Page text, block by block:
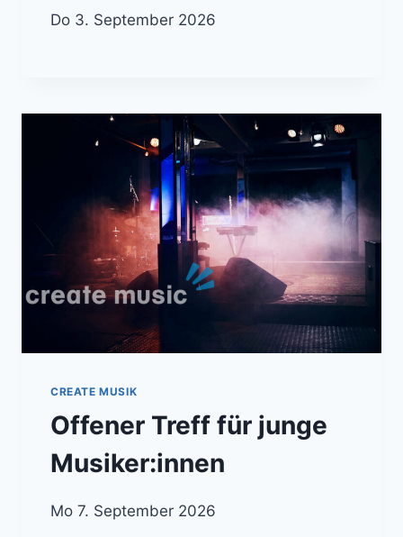
Do 3. September 2026
CREATE MUSIK
Offener Treff für junge
Musiker:innen
Mo 7. September 2026